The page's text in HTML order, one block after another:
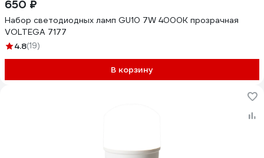
650 ₽
Набор светодиодных ламп GU10 7W 4000К прозрачная
VOLTEGA 7177
4.8(19)
В корзину